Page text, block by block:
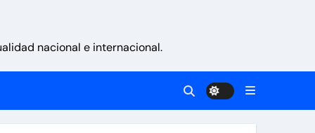
nacional e internacional.